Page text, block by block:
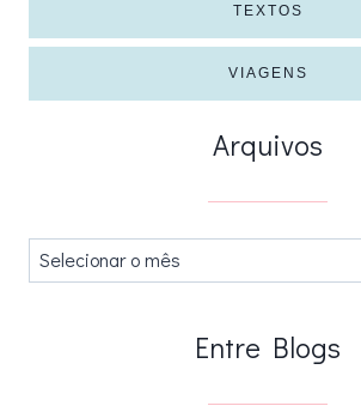
TEXTOS
VIAGENS
Arquivos
Arquivos
Entre Blogs